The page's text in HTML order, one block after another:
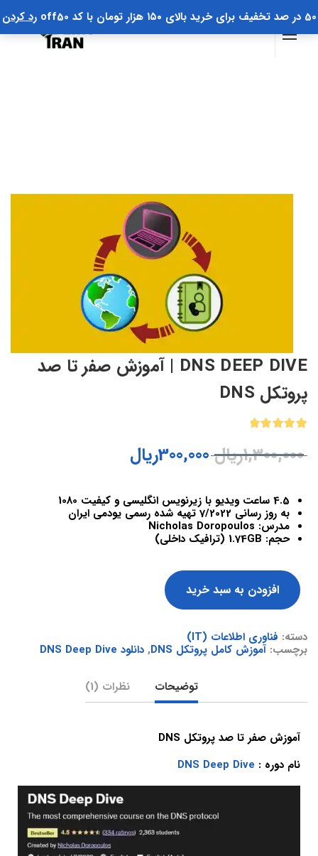
50 در صد تخفیف برای خرید بالای ۱۵۰ هزار تومان با کد off50 رد کردن
DNS DEEP DIVE | آموزش صفر تا صد
پروتکل DNS
از 5
در
1,300,000ریال 300,000ریال
4.5 ساعت ویدیو با زیرنویس انگلیسی و کیفیت 1080
به روز رسانی 7/2022 تهیه شده رسمی یودمی ایران
مدرس: Nicholas Doropoulos
حجم: 1.74GB (ترافیک داخلی)
افزودن به سبد خرید
دسته: فناوری اطلاعات (IT)
برچسب: آموزش کامل پروتکل DNS , دانلود DNS Deep Dive
توضیحات نظرات (1)
آموزش صفر تا صد پروتکل DNS
نام دوره : DNS Deep Dive